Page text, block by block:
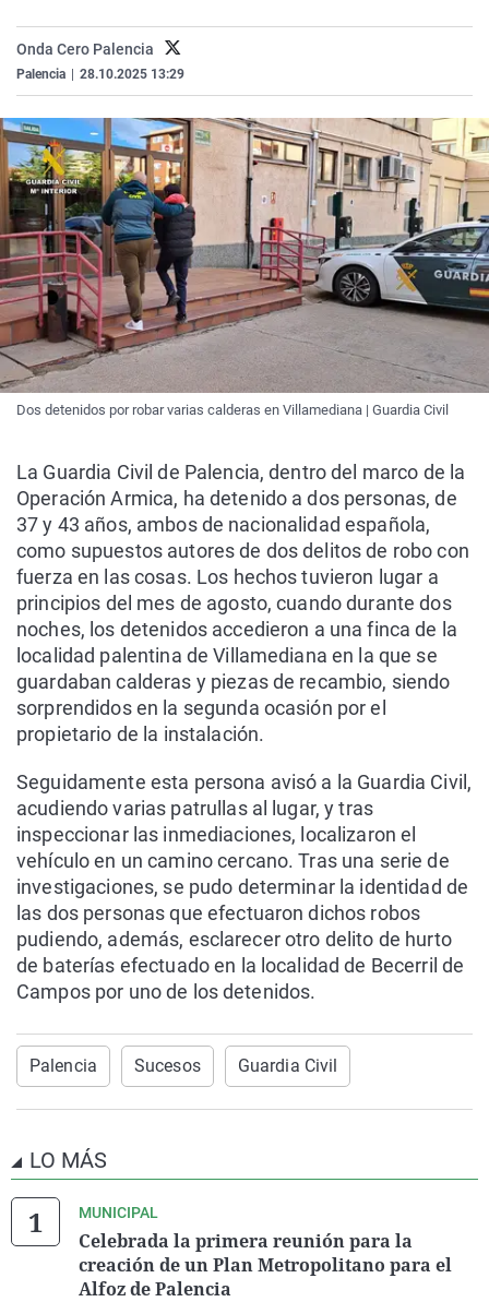
Como el perro y el
Equipo de
Operación Viuda
La Rioja
Navarra
País Vasco
Elecciones
Onda Cero Palencia
Palencia 28.10.2025 13:29
Dos detenidos por robar varias calderas en Villamediana | Guardia Civil
La Guardia Civil de Palencia, dentro del marco de la
Operación Armica, ha detenido a dos personas, de
37 y 43 años, ambos de nacionalidad española,
como supuestos autores de dos delitos de robo con
fuerza en las cosas. Los hechos tuvieron lugar a
principios del mes de agosto, cuando durante dos
noches, los detenidos accedieron a una finca de la
localidad palentina de Villamediana en la que se
guardaban calderas y piezas de recambio, siendo
sorprendidos en la segunda ocasión por el
propietario de la instalación.
Seguidamente esta persona avisó a la Guardia Civil,
acudiendo varias patrullas al lugar, y tras
inspeccionar las inmediaciones, localizaron el
vehículo en un camino cercano. Tras una serie de
investigaciones, se pudo determinar la identidad de
las dos personas que efectuaron dichos robos
pudiendo, además, esclarecer otro delito de hurto
de baterías efectuado en la localidad de Becerril de
Campos por uno de los detenidos.
Palencia Sucesos Guardia Civil
LO MÁS
MUNICIPAL
Celebrada la primera reunión para la
creación de un Plan Metropolitano para el
Alfoz de Palencia